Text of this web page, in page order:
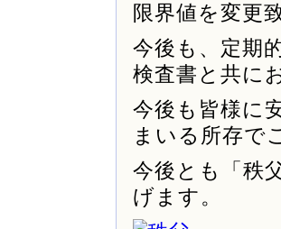
限界値を変更
今後も、定期
検査書と共に
今後も皆様に
まいる所存で
今後とも「秩
げます。